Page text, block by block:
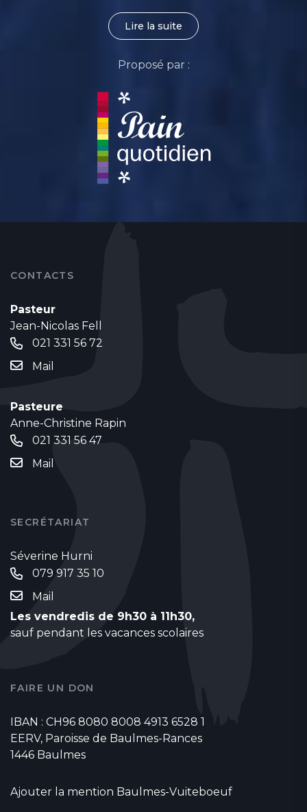
Lire la suite
Proposé par :
CONTACTS
Pasteur
Jean-Nicolas Fell
021 331 56 72
Mail
Pasteure
Anne-Christine Rapin
021 331 56 47
Mail
SECRÉTARIAT
Séverine Hurni
079 917 35 10
Mail
Les vendredis de 9h30 à 11h30,
sauf pendant les vacances scolaires
FAIRE UN DON
IBAN : CH96 8080 8008 4913 6528 1
EERV, Paroisse de Baulmes-Rances
1446 Baulmes
Ajouter la mention Baulmes-Vuiteboeuf